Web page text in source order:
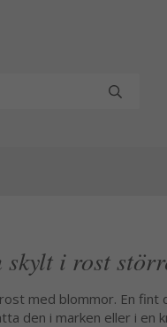
skylt i rost
med blommor. En
den i marken eller i en